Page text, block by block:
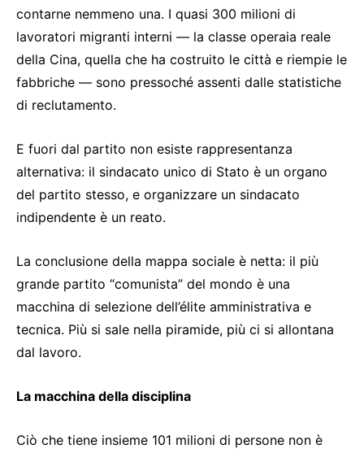
contarne nemmeno una. I quasi 300 milioni di
lavoratori migranti interni — la classe operaia reale
della Cina, quella che ha costruito le città e riempie le
fabbriche — sono pressoché assenti dalle statistiche
di reclutamento.
E fuori dal partito non esiste rappresentanza
alternativa: il sindacato unico di Stato è un organo
del partito stesso, e organizzare un sindacato
indipendente è un reato.
La conclusione della mappa sociale è netta: il più
grande partito “comunista” del mondo è una
macchina di selezione dell’élite amministrativa e
tecnica. Più si sale nella piramide, più ci si allontana
dal lavoro.
La macchina della disciplina
Ciò che tiene insieme 101 milioni di persone non è